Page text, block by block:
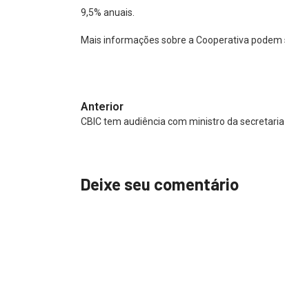
9,5% anuais.
Mais informações sobre a Cooperativa
Anterior
CBIC tem audiência com ministro da
Deixe seu comentário